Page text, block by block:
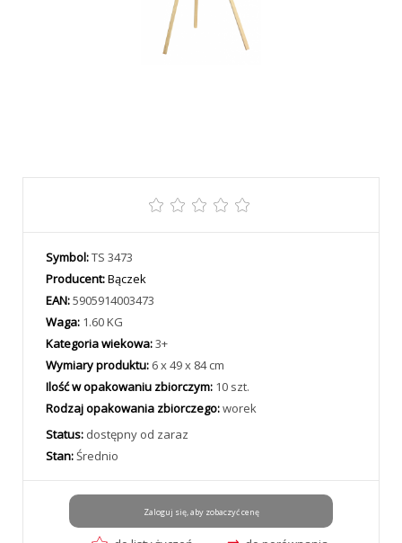
Symbol:TS 3473
Producent:Bączek
EAN:5905914003473
Waga: 1.60 KG
Kategoria wiekowa:3+
Wymiary produktu: 6 x 49 x 84 cm
Ilość w opakowaniu zbiorczym: 10 szt.
Rodzaj opakowania zbiorczego:worek
Status: dostępny od zaraz
Stan:Średnio
Zaloguj się, aby zobaczyć cenę